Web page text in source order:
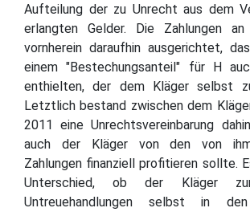
Aufteilung der zu Unrecht aus dem
erlangten Gelder. Die Zahlungen
vornherein daraufhin ausgerichtet,
einem "Bestechungsanteil" für H
enthielten, der dem Kläger selbst
Letztlich bestand zwischen dem
2011 eine Unrechtsvereinbarung
auch der Kläger von den von
Zahlungen finanziell profitieren sollte.
Unterschied, ob der Kläger
Untreuehandlungen selbst in